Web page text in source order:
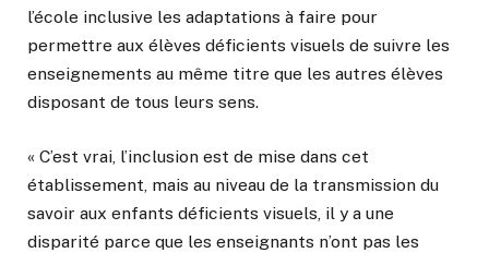
l’école inclusive les adaptations à faire pour
permettre aux élèves déficients visuels de suivre les
enseignements au même titre que les autres élèves
disposant de tous leurs sens.
« C’est vrai, l’inclusion est de mise dans cet
établissement, mais au niveau de la transmission du
savoir aux enfants déficients visuels, il y a une
disparité parce que les enseignants n’ont pas les